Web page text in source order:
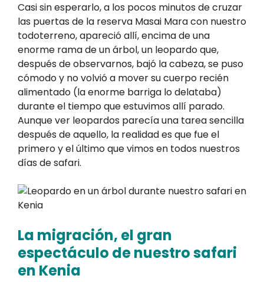
Casi sin esperarlo, a los pocos minutos de cruzar
las puertas de la reserva Masai Mara con nuestro
todoterreno, apareció allí, encima de una
enorme rama de un árbol, un leopardo que,
después de observarnos, bajó la cabeza, se puso
cómodo y no volvió a mover su cuerpo recién
alimentado (la enorme barriga lo delataba)
durante el tiempo que estuvimos allí parado.
Aunque ver leopardos parecía una tarea sencilla
después de aquello, la realidad es que fue el
primero y el último que vimos en todos nuestros
días de safari.
La migración, el gran
espectáculo de nuestro safari
en Kenia